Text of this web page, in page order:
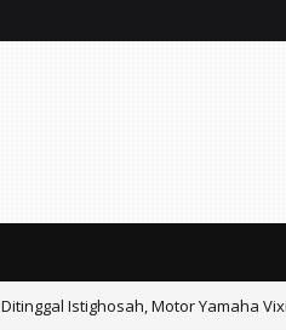
Ditinggal Istighosah, Motor Yamaha
Ayik Suhaya Peringatkan MA: